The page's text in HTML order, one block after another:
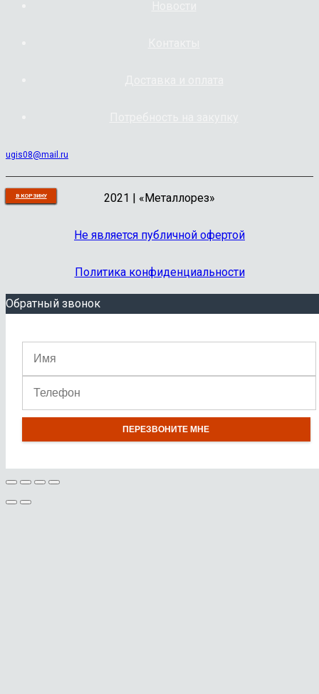
В КОРЗИНУ
В КОРЗИНУ
В КОРЗИНУ
В КОРЗИНУ
В КОРЗИНУ
В КОРЗИНУ
В КОРЗИНУ
В КОРЗИНУ
В КОРЗИНУ
В КОРЗИНУ
ugis08@mail.ru
2021 | «Металлорез»
Не является публичной офертой
Политика конфиденциальности
Обратный звонок